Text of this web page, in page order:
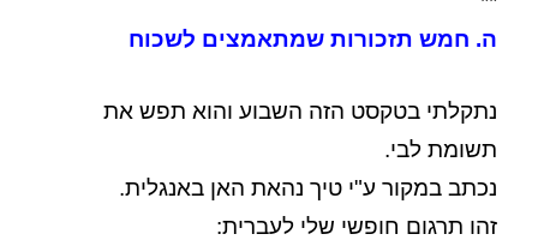
ה. חמש תזכורות שמתאמצים לשכוח
נתקלתי בטקסט הזה השבוע והוא תפש את
תשומת לבי.
נכתב במקור ע"י טיך נהאת האן באנגלית.
זהו תרגום חופשי שלי לעברית: